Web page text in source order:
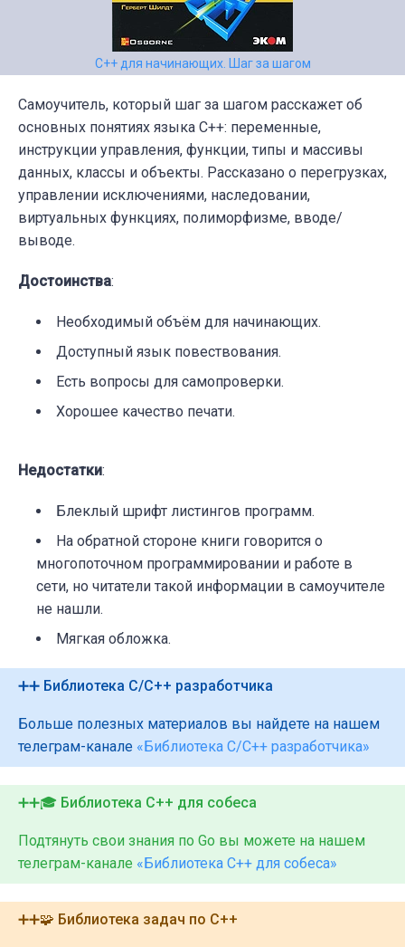
С++ для начинающих. Шаг за шагом
Самоучитель, который шаг за шагом расскажет об
основных понятиях языка C++: переменные,
инструкции управления, функции, типы и массивы
данных, классы и объекты. Рассказано о перегрузках,
управлении исключениями, наследовании,
виртуальных функциях, полиморфизме, вводе/
выводе.
Достоинства:
Необходимый объём для начинающих.
Доступный язык повествования.
Есть вопросы для самопроверки.
Хорошее качество печати.
Недостатки:
Блеклый шрифт листингов программ.
На обратной стороне книги говорится о
многопоточном программировании и работе в
сети, но читатели такой информации в самоучителе
не нашли.
Мягкая обложка.
➕➕ Библиотека C/C++ разработчика
Больше полезных материалов вы найдете на нашем
телеграм-канале «Библиотека C/C++ разработчика»
➕➕🎓 Библиотека C++ для собеса
Подтянуть свои знания по Go вы можете на нашем
телеграм-канале «Библиотека C++ для собеса»
➕➕🧩 Библиотека задач по C++